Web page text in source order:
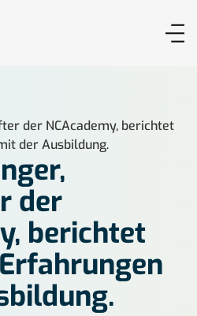
der NCAcademy, berichtet
der Ausbildung.
der
berichtet